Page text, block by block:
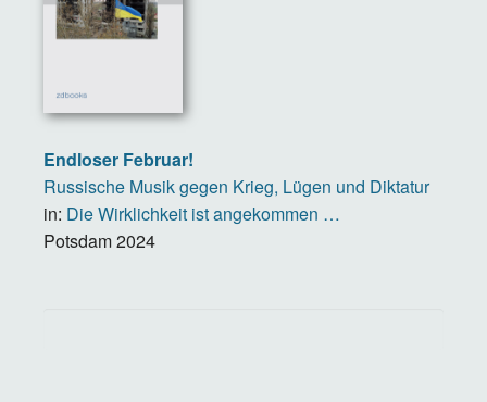
Endloser Februar!
Russische Musik gegen Krieg, Lügen und Diktatur
in: Die Wirklichkeit ist angekommen …
Potsdam2024